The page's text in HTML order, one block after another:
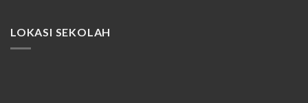
LOKASI SEKOLAH